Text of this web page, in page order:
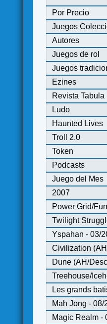
Por Precio
Juegos
Autores
Juegos de rol
Juegos
Ezines
Revista Tabula
Ludo
Haunted Lives
Troll 2.0
Token
Podcasts
Juego del Mes
2007
Power Grid/
Twilight
Yspahan - 03/
Civilization
Dune (AH/
Treehouse/
Les grands
Mah Jong - 08/
Magic Realm -